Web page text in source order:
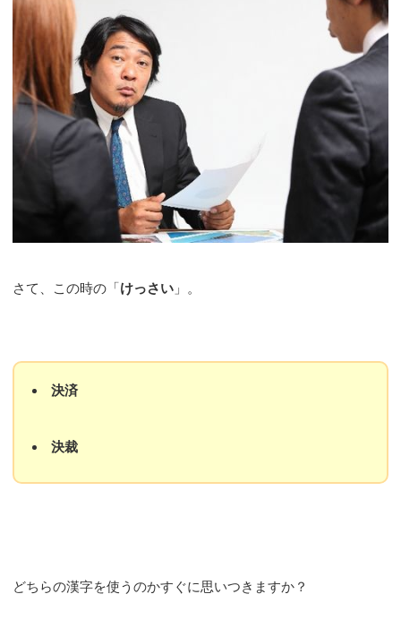
さて、この時の「けっさい 」。
決済
決裁
どちらの漢字を使うのかすぐに思いつきますか？